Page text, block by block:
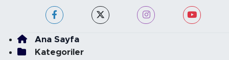
Ana Sayfa
Kategoriler